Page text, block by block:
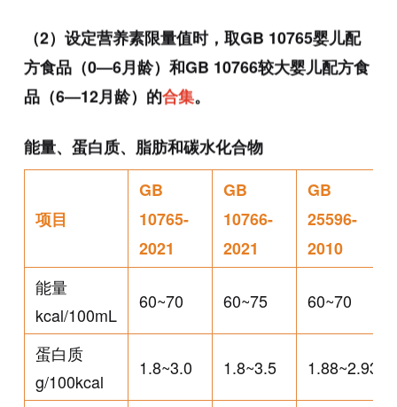
（2）设定营养素限量值时，取GB 10765婴儿配
方食品（0—6月龄）和GB 10766较大婴儿配方食
品（6—12月龄）的合集。
能量、蛋白质、脂肪和碳水化合物
项目
GB
10765-
2021
GB
10766-
2021
GB
25596-
2010
能量
kcal/100mL
60~70 60~75 60~70
蛋白质
g/100kcal
1.8~3.0 1.8~3.5 1.88~2.93